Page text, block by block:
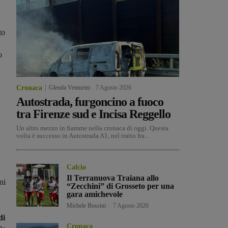
Cronaca Glenda Venturini 7 Agosto 2026
Autostrada, furgoncino a fuoco
tra Firenze sud e Incisa Reggello
Un altro mezzo in fiamme nella cronaca di oggi. Questa
volta è successo in Autostrada A1, nel tratto fra...
Calcio
Il Terranuova Traiana allo
“Zecchini” di Grosseto per una
gara amichevole
Michele Bossini 7 Agosto 2026
Cronaca